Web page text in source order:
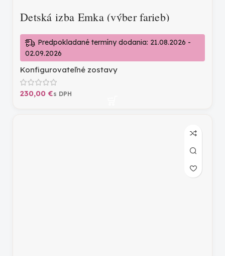
Detská izba Emka (výber farieb)
Predpokladané termíny dodania: 21.08.2026 -
02.09.2026
Konfigurovateľné zostavy
€